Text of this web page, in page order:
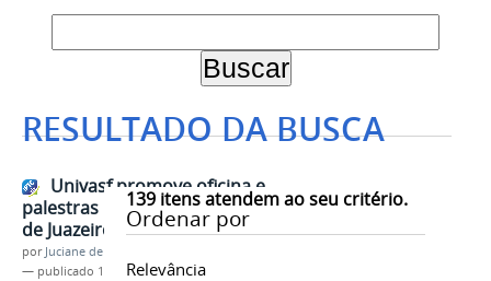
RESULTADO DA BUSCA
139itens atendem ao seu critério.
Ordenar por
Relevância
Univasf promove oficina e
palestras na 13ª Semana do Bebê
de Juazeiro
por Juciane de Jesus Aleixo
— publicado 15/05/2023